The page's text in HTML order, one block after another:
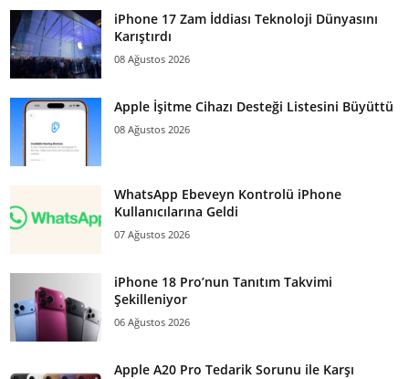
iPhone 17 Zam İddiası Teknoloji Dünyasını
Karıştırdı
08 Ağustos 2026
Apple İşitme Cihazı Desteği Listesini Büyüttü
08 Ağustos 2026
WhatsApp Ebeveyn Kontrolü iPhone
Kullanıcılarına Geldi
07 Ağustos 2026
iPhone 18 Pro’nun Tanıtım Takvimi
Şekilleniyor
06 Ağustos 2026
Apple A20 Pro Tedarik Sorunu ile Karşı